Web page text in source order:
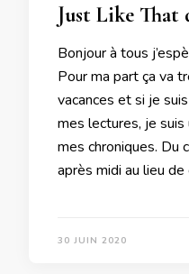
Just Like That
Bonjour à tous
Pour ma part ça va
vacances et si je
mes lectures, je suis
mes chroniques. Du
après midi au lieu
30 JUIN 2020